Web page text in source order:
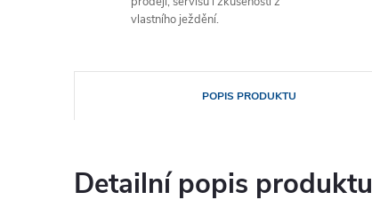
vlastního ježdění.
POPIS PRODUKTU
Detailní popis produktu